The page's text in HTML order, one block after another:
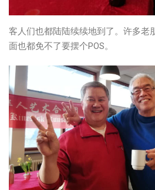
客人们也都陆陆续续地到了。许多老
面也都免不了要摆个POS。